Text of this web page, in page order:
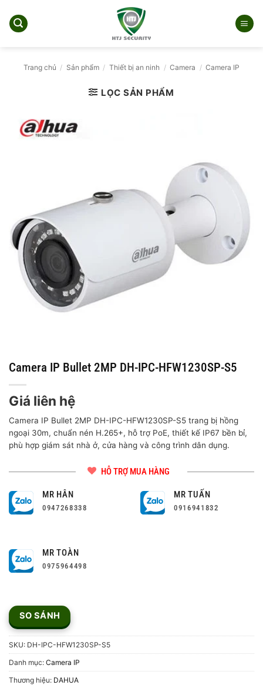
qua
Trang chủ / Sản phẩm / Thiết bị an ninh / Camera / Camera IP
LỌC SẢN PHẨM
Camera IP Bullet 2MP DH-IPC-HFW1230SP-S5
Giá liên hệ
Camera IP Bullet 2MP DH-IPC-HFW1230SP-S5 trang bị hồng
ngoại 30m, chuẩn nén H.265+, hỗ trợ PoE, thiết kế IP67 bền bỉ,
phù hợp giám sát nhà ở, cửa hàng và công trình dân dụng.
HỖ TRỢ MUA HÀNG
MR HÂN
0947268338
MR TUẤN
0916941832
MR TOÀN
0975964498
SO SÁNH
SKU: DH-IPC-HFW1230SP-S5
Danh mục: Camera IP
Thương hiệu: DAHUA